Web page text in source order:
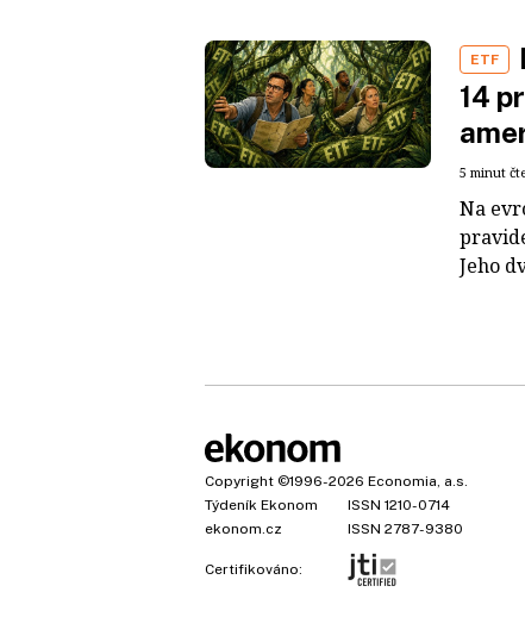
ETF
14
5 minut
Na
Jeho
Copyright ©1996-2026 Economia, a.s.
Týdeník Ekonom
ISSN 1210-0714
ekonom.cz
ISSN 2787-9380
Certifikováno: